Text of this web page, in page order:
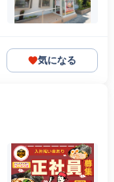
気になる